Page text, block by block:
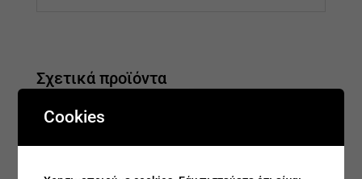
Σχετικά προϊόντα
Cookies